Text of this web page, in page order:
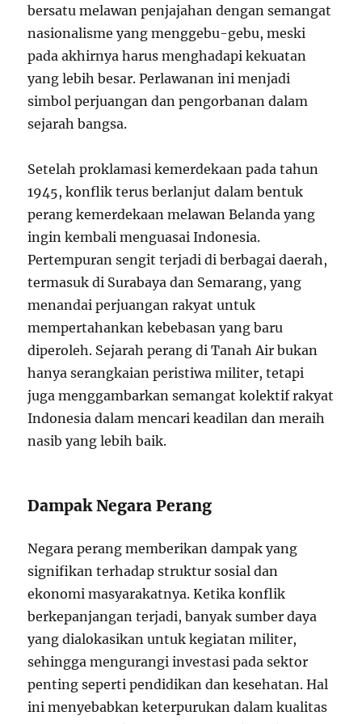
bersatu melawan penjajahan dengan semangat
nasionalisme yang menggebu-gebu, meski
pada akhirnya harus menghadapi kekuatan
yang lebih besar. Perlawanan ini menjadi
simbol perjuangan dan pengorbanan dalam
sejarah bangsa.
Setelah proklamasi kemerdekaan pada tahun
1945, konflik terus berlanjut dalam bentuk
perang kemerdekaan melawan Belanda yang
ingin kembali menguasai Indonesia.
Pertempuran sengit terjadi di berbagai daerah,
termasuk di Surabaya dan Semarang, yang
menandai perjuangan rakyat untuk
mempertahankan kebebasan yang baru
diperoleh. Sejarah perang di Tanah Air bukan
hanya serangkaian peristiwa militer, tetapi
juga menggambarkan semangat kolektif rakyat
Indonesia dalam mencari keadilan dan meraih
nasib yang lebih baik.
Dampak Negara Perang
Negara perang memberikan dampak yang
signifikan terhadap struktur sosial dan
ekonomi masyarakatnya. Ketika konflik
berkepanjangan terjadi, banyak sumber daya
yang dialokasikan untuk kegiatan militer,
sehingga mengurangi investasi pada sektor
penting seperti pendidikan dan kesehatan. Hal
ini menyebabkan keterpurukan dalam kualitas